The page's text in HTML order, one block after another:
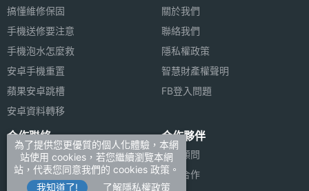
搞懂維修保固
手機送修要注意
手機泡水怎麼救
安卓手機重置
蘋果安卓跳槽
安卓資料轉移
關於我們
聯絡我們
隱私權政策
智慧財產權聲明
FB登入問題
合作聯絡
廣告刊登
加入商店報價
合作夥伴
法律顧問
媒體合作
為了提供您更優質的個人化體驗，本網
站使用 cookies，若您繼續瀏覽本網
站，代表您同意我們的 cookies 政策。
我知道了!
了解隱私權政策